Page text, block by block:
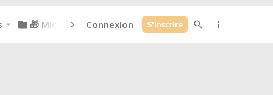
🎁 Micoins : 0Connexion S'inscrire